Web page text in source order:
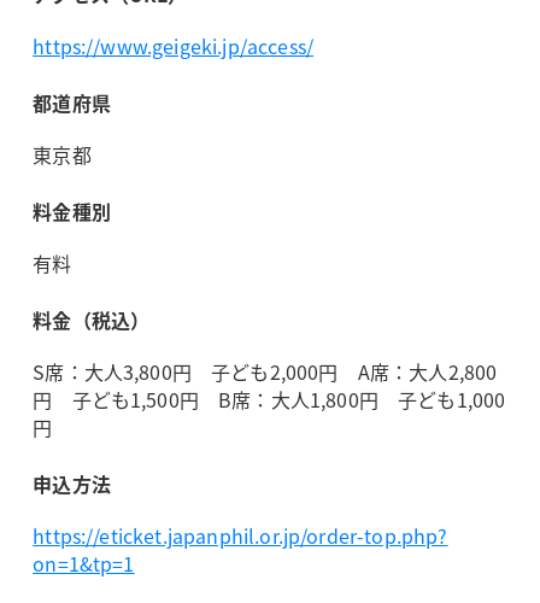
https://www.geigeki.jp/access/
都道府県
東京都
料金種別
有料
料金（税込）
S席：大人3,800円 子ども2,000円 A席：大人2,800
円 子ども1,500円 B席：大人1,800円 子ども1,000
円
申込方法
https://eticket.japanphil.or.jp/order-top.php?
on=1&tp=1